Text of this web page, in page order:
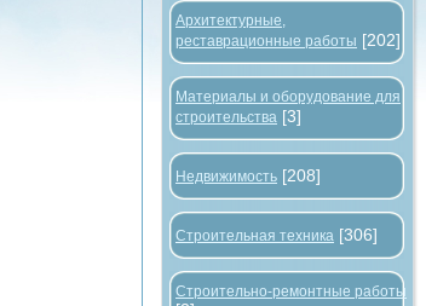
Архитектурные,
реставрационные работы [202]
Материалы и оборудование для
строительства [3]
Недвижимость [208]
Строительная техника [306]
Строительно-ремонтные работы